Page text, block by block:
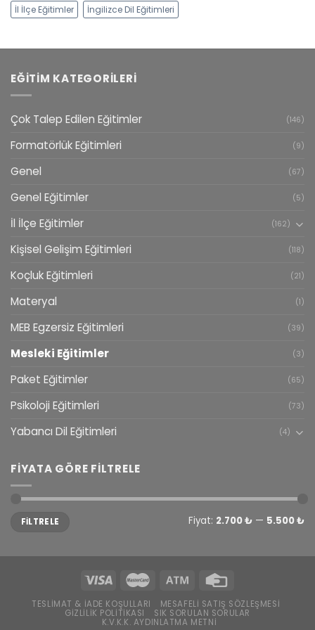
İl İlçe Eğitimler
İngilizce Dil Eğitimleri
EĞITIM KATEGORILERI
Çok Talep Edilen Eğitimler (146)
Formatörlük Eğitimleri (9)
Genel (67)
Genel Eğitimler (5)
İl İlçe Eğitimler (162)
Kişisel Gelişim Eğitimleri (118)
Koçluk Eğitimleri (21)
Materyal (1)
MEB Egzersiz Eğitimleri (39)
Mesleki Eğitimler (3)
Paket Eğitimler (65)
Psikoloji Eğitimleri (73)
Yabancı Dil Eğitimleri (4)
FIYATA GÖRE FILTRELE
düşük
yüksek
FILTRELE Fiyat: 2.700 ₺ — 5.500 ₺
TESLIMAT & İADE KOŞULLARI
MESAFELI SATIŞ SÖZLEŞMESI
GIZLILIK POLITIKASI
SIK SORULAN SORULAR
K.V.K.K. AYDINLATMA METNI